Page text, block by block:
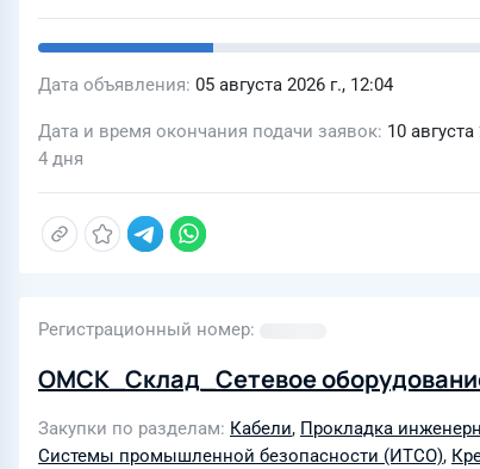
Дата объявления 05 августа 2026 г., 12:04
Дата и время окончания подачи заявок 10
4 дня
Регистрационный номер
ОМСК_Склад_Сетевое
Закупки по разделам Кабели, Прокладка
Системы промышленной безопасности (ИТСО),